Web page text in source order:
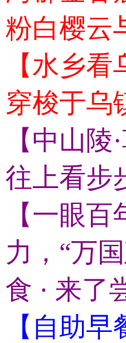
粉白樱云
【水乡
穿梭于乌
【中山
往上看步
【一眼
力，“万
食 · 来了
【自助